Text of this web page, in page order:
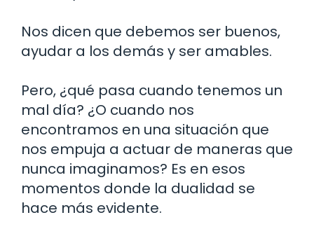
Nos dicen que debemos ser buenos,
ayudar a los demás y ser amables.
Pero, ¿qué pasa cuando tenemos un
mal día? ¿O cuando nos
encontramos en una situación que
nos empuja a actuar de maneras que
nunca imaginamos? Es en esos
momentos donde la dualidad se
hace más evidente.